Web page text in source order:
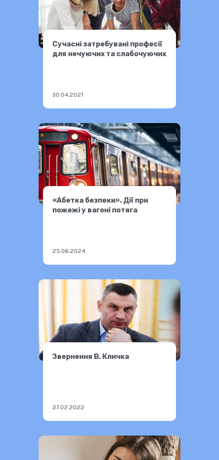
Сучаснi затребуванi професії
для нечуючих та слабочуючих
30.04.2021
«Абетка безпеки». Дії при
пожежі у вагоні потяга
25.06.2024
Звернення В. Кличка
27.02.2022